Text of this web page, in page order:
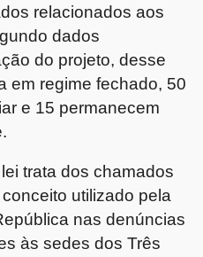
relacionados aos
dados
do projeto, desse
em regime fechado, 50
e 15 permanecem
trata dos chamados
conceito utilizado pela
nas denúncias
às sedes dos Três